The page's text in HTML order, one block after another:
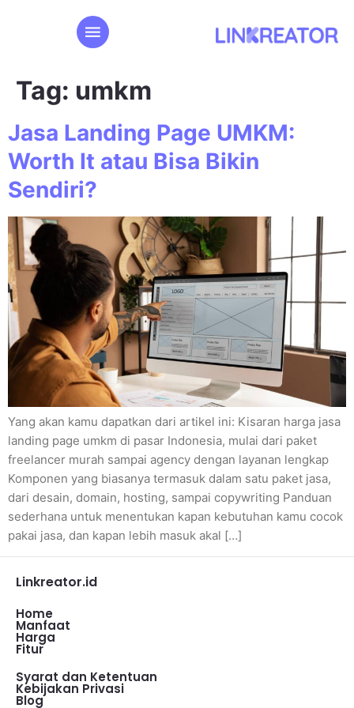
Tag: umkm
Jasa Landing Page UMKM:
Worth It atau Bisa Bikin
Sendiri?
Yang akan kamu dapatkan dari artikel ini: Kisaran harga jasa
landing page umkm di pasar Indonesia, mulai dari paket
freelancer murah sampai agency dengan layanan lengkap
Komponen yang biasanya termasuk dalam satu paket jasa,
dari desain, domain, hosting, sampai copywriting Panduan
sederhana untuk menentukan kapan kebutuhan kamu cocok
pakai jasa, dan kapan lebih masuk akal […]
Linkreator.id
Home
Manfaat
Harga
Fitur
Syarat dan Ketentuan
Kebijakan Privasi
Blog